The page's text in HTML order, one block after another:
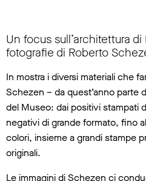
Un focus sull’architettura
fotografie di Roberto
In mostra i diversi materiali che
Schezen – da quest’anno parte
del Museo: dai positivi stampati
negativi di grande formato, fino
colori, insieme a grandi stampe
originali.
Le immagini di Schezen ci